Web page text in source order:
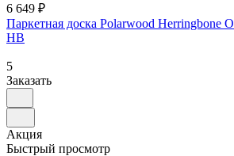
6 649 ₽
Паркетная доска Polarwood
HB
5
Заказать
Акция
Быстрый просмотр